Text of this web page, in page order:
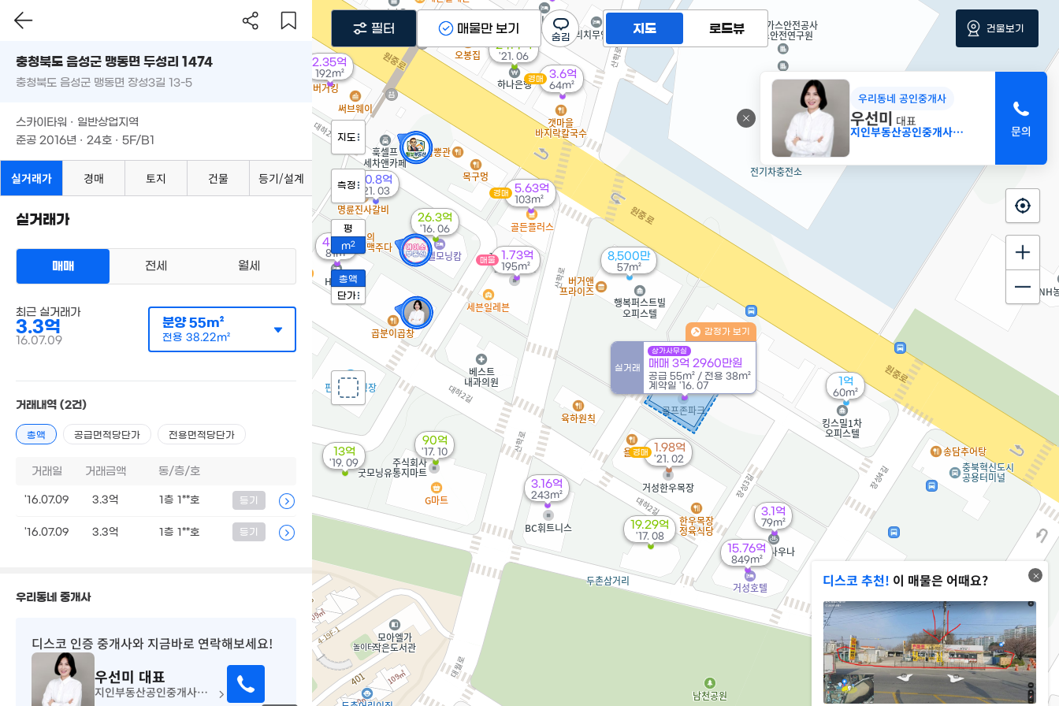
감정가 보기
실거래
상가사무실
매매 3억 2960만원
공급 55m² / 전용 38m²
계약일 '16. 07
5.63억
103m²
경매
3.6억
64m²
경매
1.98억
'21. 02
경매
1.73억
195m²
매물 8,500만
57m²
1억
60m²
4.6억
81m²
3.16억
243m²
3.1억
79m²
24.4억
'21. 06
30.8억
'21. 03
15.76억
849m²
13억
'19. 09
2.35억
192m²
90억
'17. 10
19.29억
'17. 08
26.3억
'16. 06
4.34억
'16. 03
디스코 추천! 이 매물은 어때요?
우리동네 공인중개사
우선미 대표
지인부동산공인중개사사무소
지도 로드뷰
지도
측정
평
m2
총액
단가
필터 매물만 보기 건물보기
충청북도 음성군 맹동면 두성리 1474
충청북도 음성군 맹동면 장성3길 13-5
스카이타워 · 일반상업지역
준공 2016년 · 24호 · 5F/B1
실거래가 경매 토지 건물 등기/설계
실거래가
매매 전세 월세
최근 실거래가
3.3억
16.07.09
분양55m²
전용 38.22m²
거래내역 (2건)
총액 공급면적당단가 전용면적당단가
거래일 거래금액 동/층/호
'16.07.09 3.3억 1층 1**호 등기
'16.07.09 3.3억 1층 1**호 등기
우리동네 중개사
디스코 인증 중개사와 지금바로 연락해보세요!
우선미 대표
지인부동산공인중개사사무소